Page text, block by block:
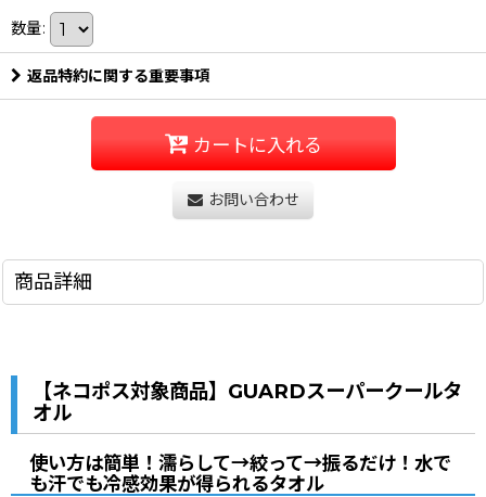
数量:
返品特約に関する重要事項
カートに入れる
お問い合わせ
商品詳細
【ネコポス対象商品】GUARDスーパークールタ
オル
使い方は簡単！濡らして→絞って→振るだけ！水で
も汗でも冷感効果が得られるタオル